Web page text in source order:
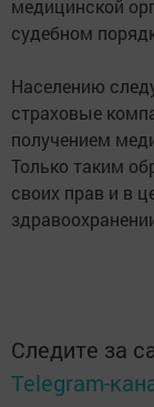
медицинской
судебном
Населению
страховые
получением
Только таким
своих прав и в
Следите за
Telegram-